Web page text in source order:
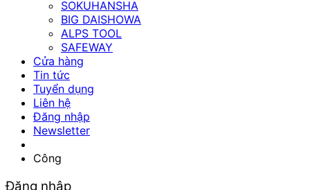
SOKUHANSHA
BIG DAISHOWA
ALPS TOOL
SAFEWAY
Cửa hàng
Tin tức
Tuyển dụng
Liên hệ
Đăng nhập
Newsletter
Công
Đăng nhập